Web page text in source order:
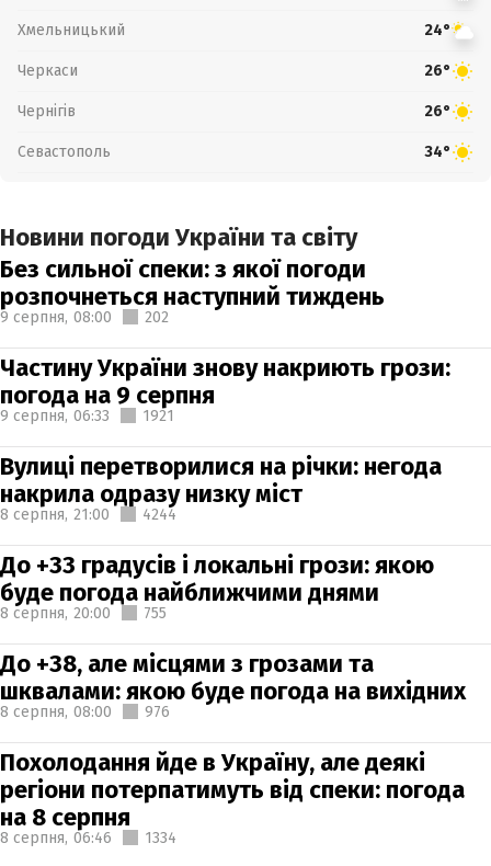
Хмельницький 24°
Черкаси 26°
Чернігів 26°
Севастополь 34°
Новини погоди України та світу
Без сильної спеки: з якої погоди
розпочнеться наступний тиждень
9 серпня, 08:00 202
Частину України знову накриють грози:
погода на 9 серпня
9 серпня, 06:33 1921
Вулиці перетворилися на річки: негода
накрила одразу низку міст
8 серпня, 21:00 4244
До +33 градусів і локальні грози: якою
буде погода найближчими днями
8 серпня, 20:00 755
До +38, але місцями з грозами та
шквалами: якою буде погода на вихідних
8 серпня, 08:00 976
Похолодання йде в Україну, але деякі
регіони потерпатимуть від спеки: погода
на 8 серпня
8 серпня, 06:46 1334